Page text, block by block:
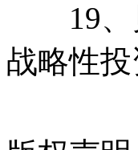
19、
战略性投